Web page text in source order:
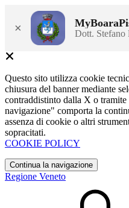
× Dott. Stefano
Questo sito utilizza cookie
chiusura del banner mediante
contraddistinto dalla X o
navigazione" comporta la
assenza di cookie o altri
sopracitati.
COOKIE POLICY
Continua la navigazione
Regione Veneto